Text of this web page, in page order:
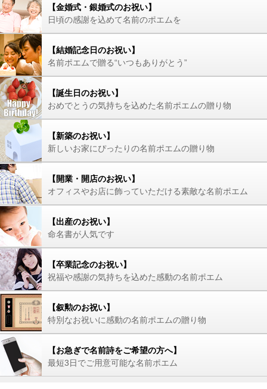
【金婚式・銀婚式のお祝い】
日頃の感謝を込めて名前のポエムを
【結婚記念日のお祝い】
名前ポエムで贈る“いつもありがとう”
【誕生日のお祝い】
おめでとうの気持ちを込めた名前ポエムの贈り物
【新築のお祝い】
新しいお家にぴったりの名前ポエムの贈り物
【開業・開店のお祝い】
オフィスやお店に飾っていただける素敵な名前ポエム
【出産のお祝い】
命名書が人気です
【卒業記念のお祝い】
祝福や感謝の気持ちを込めた感動の名前ポエム
【叙勲のお祝い】
特別なお祝いに感動の名前ポエムの贈り物
【お急ぎで名前詩をご希望の方へ】
最短3日でご用意可能な名前ポエム